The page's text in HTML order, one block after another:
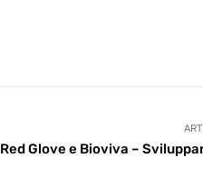
Red Glove e Bioviva –